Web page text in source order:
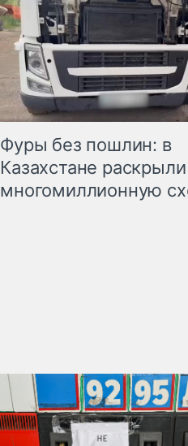
Фуры без пошлин: в
Казахстане раскрыли
многомиллионную